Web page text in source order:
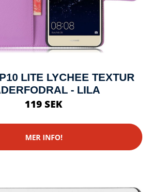
LITE LYCHEE TEXTUR
- LILA
119 SEK
MER INFO!